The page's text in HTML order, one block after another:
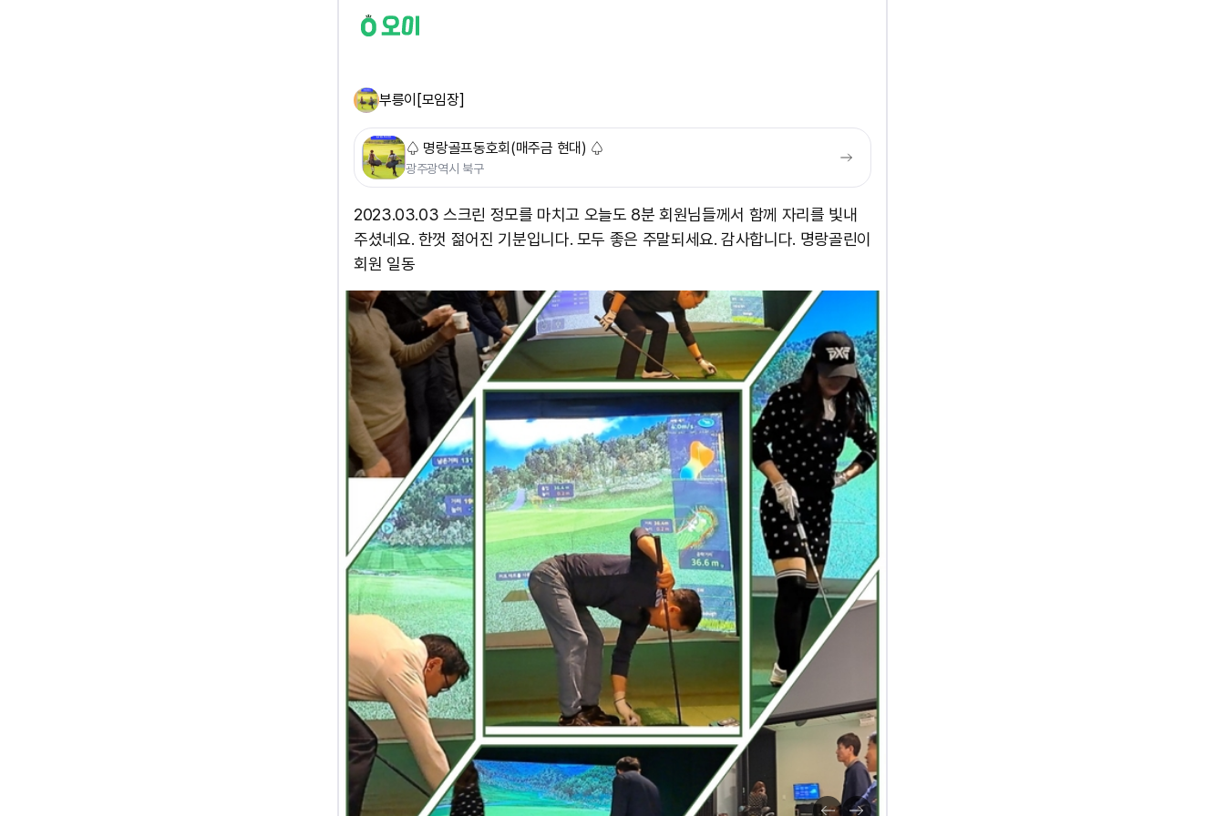
부릉이[모임장]
♤ 명랑골프동호회(매주금 현대) ♤
광주광역시 북구
2023.03.03 스크린 정모를 마치고 오늘도 8분 회원님들께서 함께 자리를 빛내
주셨네요. 한껏 젊어진 기분입니다. 모두 좋은 주말되세요. 감사합니다. 명랑골린이
회원 일동